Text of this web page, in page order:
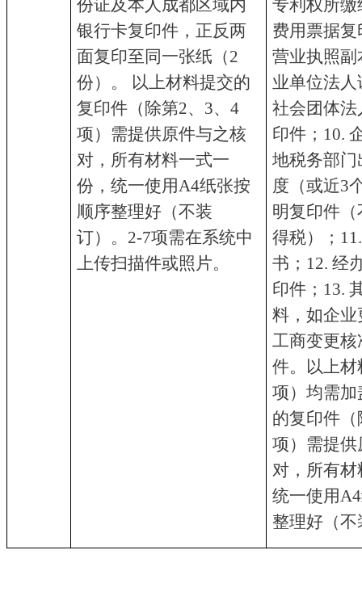
份证及本人成都区域内
银行卡复印件，正反两
面复印至同一张纸（2
份）。 以上材料提交的
复印件（除第2、3、4
项）需提供原件与之核
对，所有材料一式一
份，统一使用A4纸张按
顺序整理好（不装
订）。2-7项需在系统中
上传扫描件或照片。
专利权所
费用票据复
营业执照
业单位法
社会团体
印件；10.
地税务部
度（或近3
明复印件
得税）；
书；12. 经
印件；13.
料，如企
工商变更
件。以上
项）均需
的复印件
项）需提
对，所有
统一使用
整理好（